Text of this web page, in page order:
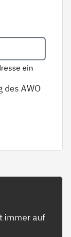
ein
AWO
immer auf